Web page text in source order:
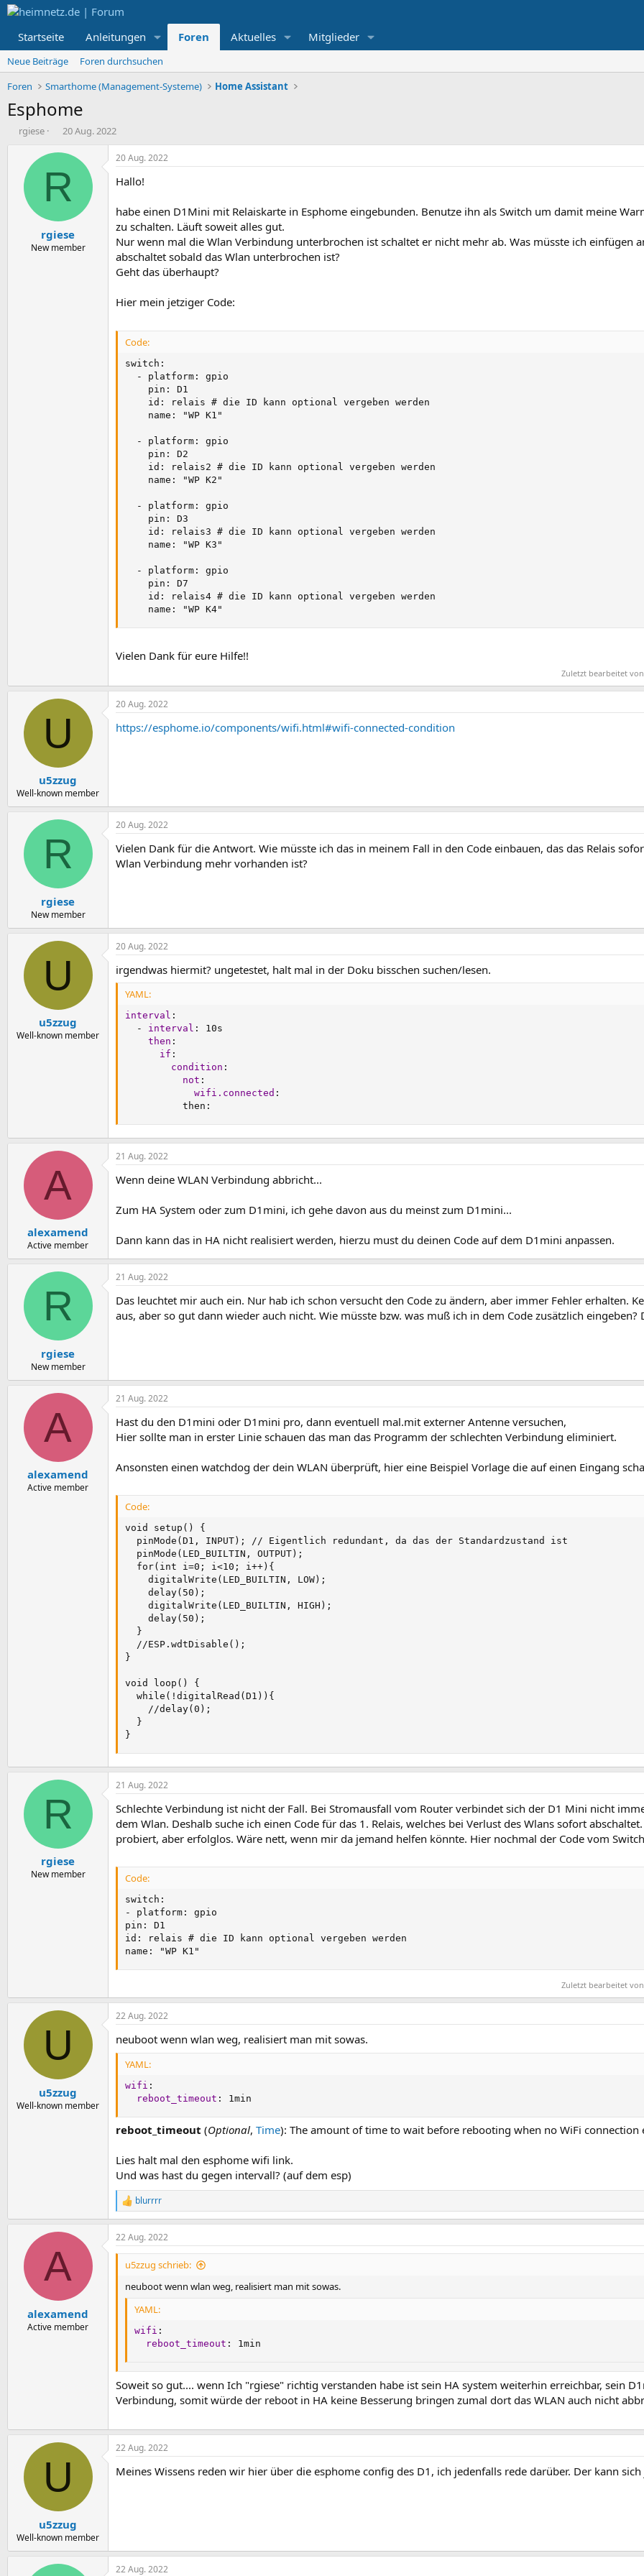
Startseite Anleitungen Foren Aktuelles Mitglieder
Neue Beiträge
Foren durchsuchen
Foren
Smarthome (Management-Systeme) Home Assistant
Esphome
E
rgiese
E
s
e
l
t
a
m
20 Aug. 2022
R
rgiese
New member
20 Aug. 2022
Hallo!
habe einen D1Mini mit Relaiskarte in Esphome eingebunden. Benutze ihn als Switch um damit meine
zu schalten. Läuft soweit alles gut.
Nur wenn mal die Wlan Verbindung unterbrochen ist schaltet er nicht mehr ab. Was müsste ich einfügen
abschaltet sobald das Wlan unterbrochen ist?
Geht das überhaupt?
Hier mein jetziger Code:
Code:
switch:
  - platform: gpio
    pin: D1
    id: relais # die ID kann optional vergeben werden
    name: "WP K1"
  - platform: gpio
    pin: D2
    id: relais2 # die ID kann optional vergeben werden
    name: "WP K2"
  - platform: gpio
    pin: D3
    id: relais3 # die ID kann optional vergeben werden
    name: "WP K3"
  - platform: gpio
    pin: D7
    id: relais4 # die ID kann optional vergeben werden
    name: "WP K4"
Vielen Dank für eure Hilfe!!
Zuletzt bearbeitet
U
u5zzug
Well-known member
20 Aug. 2022
https://esphome.io/components/wifi.html#wifi-connected-condition
R
rgiese
New member
20 Aug. 2022
Vielen Dank für die Antwort. Wie müsste ich das in meinem Fall in den Code einbauen, das das Relais
Wlan Verbindung mehr vorhanden ist?
U
u5zzug
Well-known member
20 Aug. 2022
irgendwas hiermit? ungetestet, halt mal in der Doku bisschen suchen/lesen.
YAML:
interval :
-
interval :
10s
then :
if :
condition :
not :
wifi.connected :
          then
:
A
alexamend
Active member
21 Aug. 2022
Wenn deine WLAN Verbindung abbricht...
Zum HA System oder zum D1mini, ich gehe davon aus du meinst zum D1mini...
Dann kann das in HA nicht realisiert werden, hierzu must du deinen Code auf dem D1mini anpassen.
R
rgiese
New member
21 Aug. 2022
Das leuchtet mir auch ein. Nur hab ich schon versucht den Code zu ändern, aber immer Fehler erhalten.
aus, aber so gut dann wieder auch nicht. Wie müsste bzw. was muß ich in dem Code zusätzlich eingeben?
A
alexamend
Active member
21 Aug. 2022
Hast du den D1mini oder D1mini pro, dann eventuell mal.mit externer Antenne versuchen,
Hier sollte man in erster Linie schauen das man das Programm der schlechten Verbindung eliminiert.
Ansonsten einen watchdog der dein WLAN überprüft, hier eine Beispiel Vorlage die auf einen Eingang
Code:
void setup() {
  pinMode(D1, INPUT); // Eigentlich redundant, da das der Standardzustand ist
  pinMode(LED_BUILTIN, OUTPUT);
  for(int i=0; i<10; i++){
    digitalWrite(LED_BUILTIN, LOW);
    delay(50);
    digitalWrite(LED_BUILTIN, HIGH);
    delay(50);
  }
  //ESP.wdtDisable();
}
void loop() {
  while(!digitalRead(D1)){
    //delay(0);
  }
}
R
rgiese
New member
21 Aug. 2022
Schlechte Verbindung ist nicht der Fall. Bei Stromausfall vom Router verbindet sich der D1 Mini nicht
dem Wlan. Deshalb suche ich einen Code für das 1. Relais, welches bei Verlust des Wlans sofort
probiert, aber erfolglos. Wäre nett, wenn mir da jemand helfen könnte. Hier nochmal der Code vom
Code:
switch:
- platform: gpio
pin: D1
id: relais # die ID kann optional vergeben werden
name: "WP K1"
Zuletzt bearbeitet
U
u5zzug
Well-known member
22 Aug. 2022
neuboot wenn wlan weg, realisiert man mit sowas.
YAML:
wifi :
reboot_timeout : 1min
reboot_timeout (Optional, Time): The amount of time to wait before rebooting when no WiFi connection
Lies halt mal den esphome wifi link.
Und was hast du gegen intervall? (auf dem esp)
R
e
a
k
t
e
blurrrr
A
alexamend
Active member
22 Aug. 2022
u5zzug schrieb:
neuboot wenn wlan weg, realisiert man mit sowas.
YAML:
wifi :
reboot_timeout : 1min
Soweit so gut.... wenn Ich "rgiese" richtig verstanden habe ist sein HA system weiterhin erreichbar, sein
Verbindung, somit würde der reboot in HA keine Besserung bringen zumal dort das WLAN auch nicht
U
u5zzug
Well-known member
22 Aug. 2022
Meines Wissens reden wir hier über die esphome config des D1, ich jedenfalls rede darüber. Der kann
22 Aug. 2022